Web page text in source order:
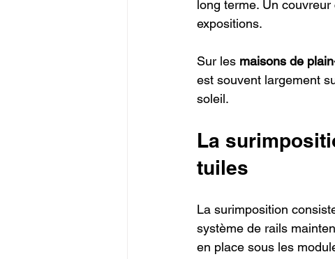
long terme. Un
expositions.
Sur les maisons de
est souvent largement
soleil.
La
tuiles
La surimposition
système de rails
en place sous les